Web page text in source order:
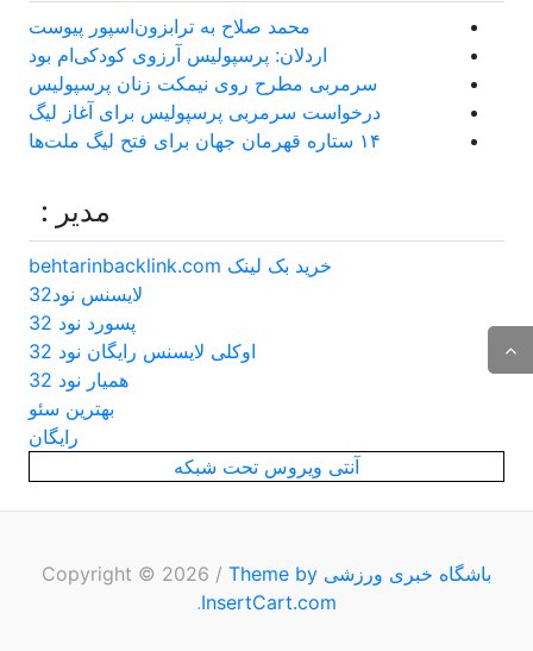
محمد صلاح به ترابزون‌اسپور پیوست
اردلان: پرسپولیس آرزوی کودکی‌ام بود
سرمربی مطرح روی نیمکت زنان پرسپولیس
درخواست سرمربی پرسپولیس برای آغاز لیگ
۱۴ ستاره قهرمان جهان برای فتح لیگ ملت‌ها
مدیر :
خرید بک لینک behtarinbacklink.com
لایسنس نود32
پسورد نود 32
اوکلی لایسنس رایگان نود 32
همیار نود 32
بهترین سئو
رایگان
آنتی ویروس تحت شبکه
باشگاه خبری ورزشی / Theme by
InsertCart.com
.